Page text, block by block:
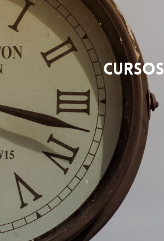
CURSOS